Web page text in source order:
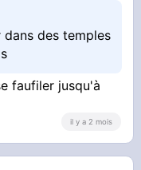
des temples
faufiler jusqu'à
il y a 2 mois